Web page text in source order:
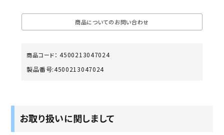
商品についてのお問い合わせ
商品コード： 4500213047024
製品番号:4500213047024
お取り扱いに関しまして